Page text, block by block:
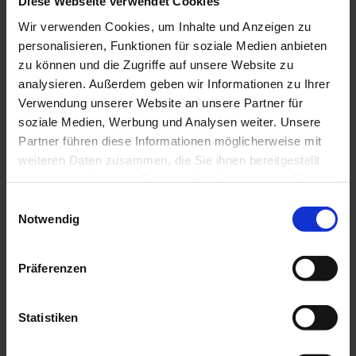
Wir verwenden Cookies, um Inhalte und Anzeigen zu
personalisieren, Funktionen für soziale Medien anbieten
zu können und die Zugriffe auf unsere Website zu
analysieren. Außerdem geben wir Informationen zu Ihrer
Verwendung unserer Website an unsere Partner für
soziale Medien, Werbung und Analysen weiter. Unsere
Partner führen diese Informationen möglicherweise mit
weiteren Daten zusammen, die Sie ihnen bereitgestellt
Notwendig
Präferenzen
Statistiken
Statements
Magazin
Jahresberichte
Ausbildungskampagne
Initiative „Mund auf gegen Krebs“
Urteil des Bundesgerichtshofs:
GOÄ und GOZ – verbindliches
Preisrecht auch für juristische
Personen
Der Bundesgerichtshof hat in einem Urteil entschieden, dass die